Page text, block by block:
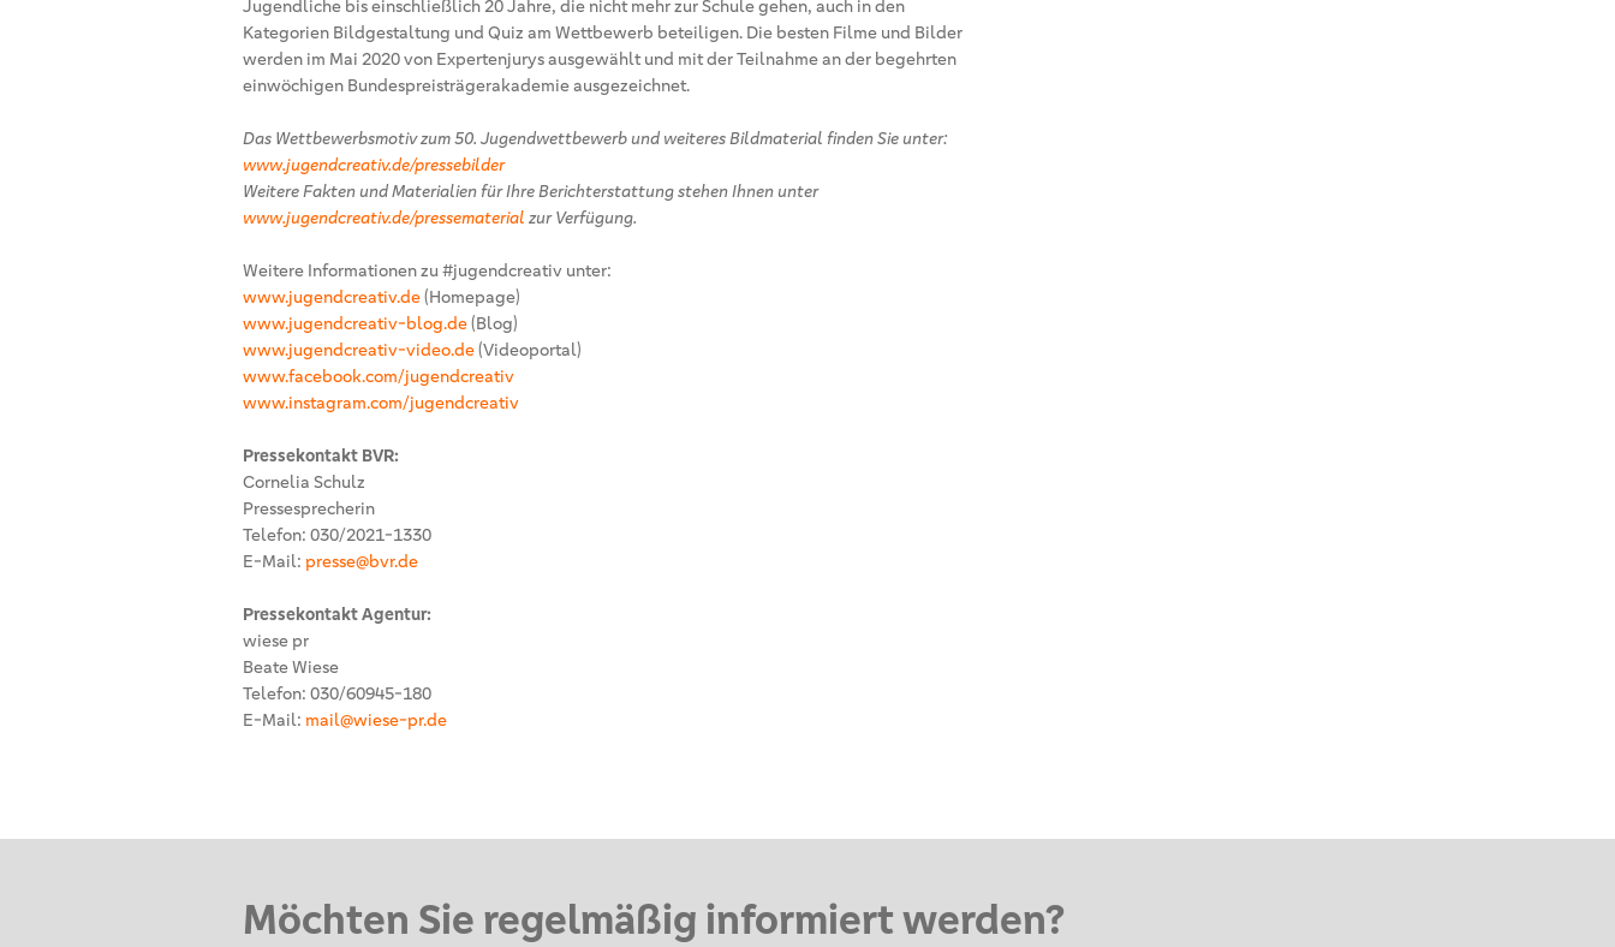
Jugendliche bis einschließlich 20 Jahre, die nicht mehr zur Schule gehen, auch in den
Kategorien Bildgestaltung und Quiz am Wettbewerb beteiligen. Die besten Filme und Bilder
werden im Mai 2020 von Expertenjurys ausgewählt und mit der Teilnahme an der begehrten
einwöchigen Bundespreisträgerakademie ausgezeichnet.
Das Wettbewerbsmotiv zum 50. Jugendwettbewerb und weiteres Bildmaterial finden Sie unter:
www.jugendcreativ.de/pressebilder
Weitere Fakten und Materialien für Ihre Berichterstattung stehen Ihnen unter
www.jugendcreativ.de/pressematerial zur Verfügung.
Weitere Informationen zu #jugendcreativ unter:
www.jugendcreativ.de(Homepage)
www.jugendcreativ-blog.de(Blog)
www.jugendcreativ-video.de(Videoportal)
www.facebook.com/jugendcreativ
www.instagram.com/jugendcreativ
Pressekontakt BVR:
Cornelia Schulz
Pressesprecherin
Telefon: 030/2021-1330
E-Mail: presse@bvr.de
Pressekontakt Agentur:
wiese pr
Beate Wiese
Telefon: 030/60945-180
E-Mail: mail@wiese-pr.de
Möchten Sie regelmäßig informiert werden?